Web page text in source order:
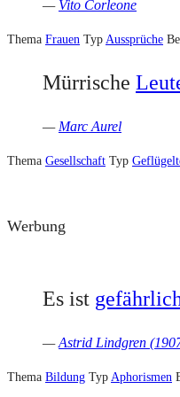
— Vito Corleone
Thema Frauen Typ Aussprüche
Mürrische
— Marc Aurel
Thema Gesellschaft Typ
Werbung
Es ist
—Astrid Lindgren
Thema Bildung Typ Aphorismen